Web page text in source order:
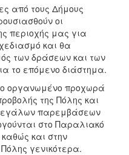
από τους Δήμους
οι
περιοχής μας για
και θα
των δράσεων και των
το επόμενο διάστημα.
οργανωμένο προχωρά
της Πόλης και
παρεμβάσεων
στο Παραλιακό
και στην
γενικότερα.